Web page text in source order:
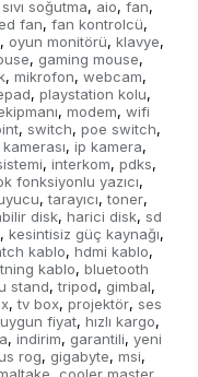
sıvı soğutma, aio, fan,
fan, fan kontrolcü,
, oyun monitörü, klavye,
, gaming mouse,
, mikrofon, webcam,
, playstation kolu,
, modem, wifi
, switch, poe switch,
, ip kamera,
, interkom, pdks,
fonksiyonlu yazıcı,
, tarayıcı, toner,
disk, harici disk, sd
, kesintisiz güç kaynağı,
kablo, hdmi kablo,
kablo, bluetooth
stand, tripod, gimbal,
, tv box, projektör, ses
uygun fiyat, hızlı kargo,
, indirim, garantili, yeni
rog, gigabyte, msi,